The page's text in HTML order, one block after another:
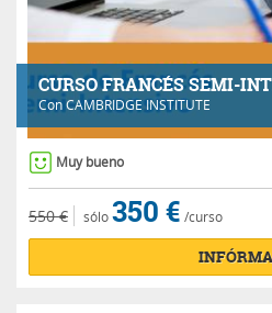
CURSO FRANCÉS SEMI-
ConCAMBRIDGE INSTITUTE
Muy bueno
550 € sólo350 € /curso